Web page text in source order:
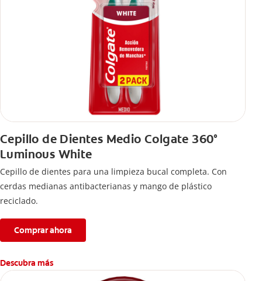
Cepillo de Dientes Medio Colgate 360°
Luminous White
Cepillo de dientes para una limpieza bucal completa. Con
cerdas medianas antibacterianas y mango de plástico
reciclado.
Comprar ahora
Descubra más